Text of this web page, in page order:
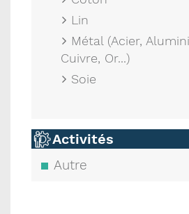
Lin
Métal (Acier,
Cuivre, Or...)
Soie
Activités
Autre